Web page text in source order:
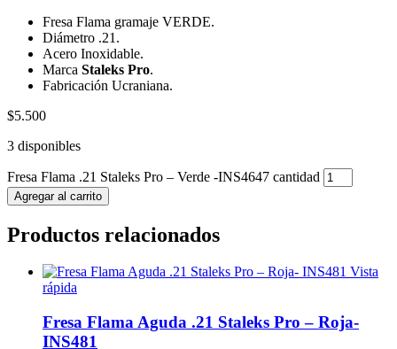
Fresa Flama gramaje VERDE.
Diámetro .21.
Acero Inoxidable.
Marca Staleks Pro.
Fabricación Ucraniana.
$5.500
3 disponibles
Fresa Flama .21 Staleks Pro – Verde -INS4647 cantidad
Agregar al carrito
Productos relacionados
Vista
rápida
Fresa Flama Aguda .21 Staleks Pro – Roja-
INS481